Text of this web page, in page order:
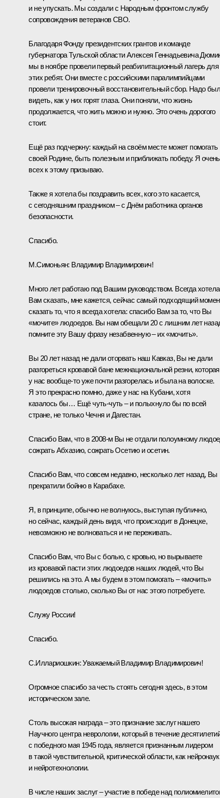
и не упускать. Мы создали с Народным фронтом службу
сопровождения ветеранов СВО.
Благодаря Фонду президентских грантов и команде
губернатора Тульской области Алексея Геннадьевича
мы в ноябре провели первый реабилитационный лагерь для
этих ребят. Они вместе с российскими паралимпийцами
провели тренировочный восстановительный сбор. Надо
видеть, как у них горят глаза. Они поняли, что жизнь
продолжается, что жить можно и нужно. Это очень дорогого
стоит.
Ещё раз подчеркну: каждый на своём месте может помогать
своей Родине, быть полезным и приближать победу. Я очень
всех к этому призываю.
Также я хотела бы поздравить всех, кого это касается,
с сегодняшним праздником – с Днём работника органов
безопасности.
Спасибо.
М.Симоньян: Владимир Владимирович!
Много лет работаю под Вашим руководством. Всегда хотела
Вам сказать, мне кажется, сейчас самый подходящий
сказать то, что я всегда хотела: спасибо Вам за то, что Вы
«мочите» людоедов. Вы нам обещали 20 с лишним лет
помните эту Вашу фразу незабвенную – их «мочить».
Вы 20 лет назад не дали оторвать наш Кавказ, Вы не дали
разгореться кровавой бане межнациональной резни, которая
у нас вообще-то уже почти разгорелась и была на волоске.
Я это прекрасно помню, даже у нас на Кубани, хотя
казалось бы… Ещё чуть-чуть – и полыхнуло бы по всей
стране, не только Чечня и Дагестан.
Спасибо Вам, что в 2008-м Вы не отдали полоумному
сожрать Абхазию, сожрать Осетию и осетин.
Спасибо Вам, что совсем недавно, несколько лет назад, Вы
прекратили бойню в Карабахе.
Я, в принципе, обычно не волнуюсь, выступая публично,
но сейчас, каждый день видя, что происходит в Донецке,
невозможно не волноваться и не переживать.
Спасибо Вам, что Вы с болью, с кровью, но вырываете
из кровавой пасти этих людоедов наших людей, что Вы
решились на это. А мы будем в этом помогать – «мочить»
людоедов столько, сколько Вы от нас этого потребуете.
Служу России!
Спасибо.
С.Иллариошкин:Уважаемый Владимир Владимирович!
Огромное спасибо за честь стоять сегодня здесь, в этом
историческом зале.
Столь высокая награда – это признание заслуг нашего
Научного центра неврологии, который в течение
с победного мая 1945 года, является признанным лидером
в такой чувствительной, критической области, как
и нейротехнологии.
В числе наших заслуг – участие в победе над